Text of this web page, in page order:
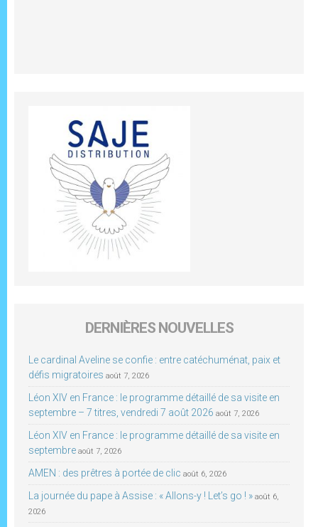
DERNIÈRES NOUVELLES
Le cardinal Aveline se confie : entre catéchuménat, paix et
défis migratoires août 7, 2026
Léon XIV en France : le programme détaillé de sa visite en
septembre – 7 titres, vendredi 7 août 2026 août 7, 2026
Léon XIV en France : le programme détaillé de sa visite en
septembre août 7, 2026
AMEN : des prêtres à portée de clic août 6, 2026
La journée du pape à Assise : « Allons-y ! Let’s go ! » août 6,
2026